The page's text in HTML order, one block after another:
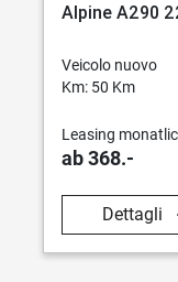
Alpine A290
Veicolo nuovo
Km: 50 Km
Leasing
ab 368.-
Dettagli